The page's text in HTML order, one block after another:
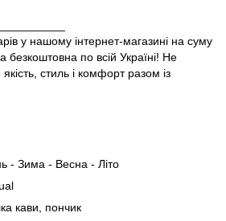
у нашому інтернет-магазині на суму
безкоштовна по всій Україні! Не
стиль і комфорт разом із
- Зима - Весна - Літо
кави, пончик